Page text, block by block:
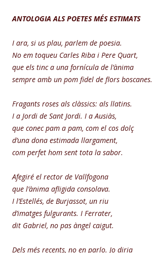
ANTOLOGIA ALS POETESMÉSESTIMATS
I ara, si us plau, parlem de poesia.
No em toqueu Carles Riba i Pere Quart,
que els tinc a una fornícula de l’ànima
sempre amb un pom fidel de flors boscanes.
Fragants roses als clàssics: als llatins.
I a Jordi de Sant Jordi. I a Ausiàs,
que conec pam a pam, com el cos dolç
d’una dona estimada llargament,
com perfet hom sent tota la sabor.
Afegiré el rector de Vallfogona
que l’ànima afligida consolava.
I l’Estellés, de Burjassot, un riu
d’imatges fulgurants. I Ferrater,
dit Gabriel, no pas àngel caigut.
Dels més recents, no en parlo. Jo diria